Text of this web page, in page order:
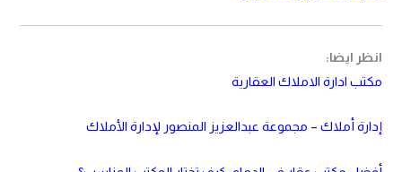
انظر ايضا:
مكتب ادارة الاملاك العقارية
إدارة أملاك – مجموعة عبدالعزيز المنصور لإدارة الأملاك